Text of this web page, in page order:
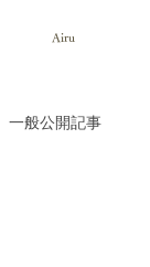
Airu
一般公開記事